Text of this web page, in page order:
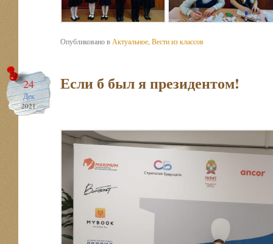
Опубликовано в Актуальное Вести из классов
24
Дек
2021
Если б был я президентом!